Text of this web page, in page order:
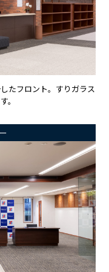
たフロント。すりガラス
。